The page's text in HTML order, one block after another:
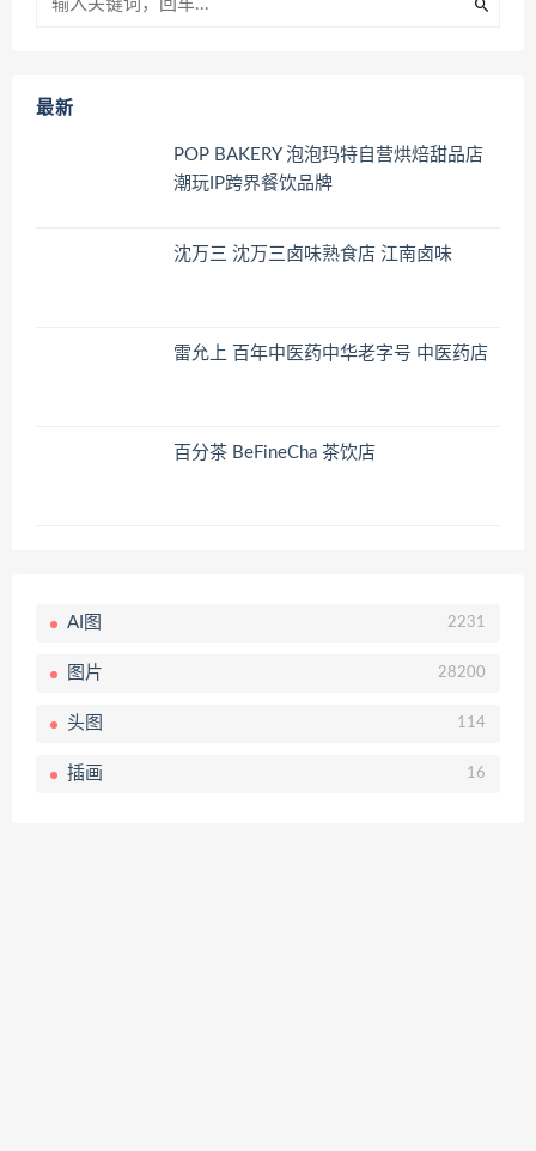
最新
POP BAKERY 泡泡玛特自营烘焙甜品店
潮玩IP跨界餐饮品牌
沈万三 沈万三卤味熟食店 江南卤味
雷允上 百年中医药中华老字号 中医药店
百分茶 BeFineCha 茶饮店
AI图 2231
图片 28200
头图 114
插画 16